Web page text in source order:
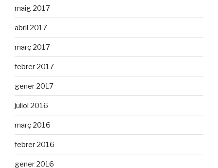
maig 2017
abril 2017
març 2017
febrer 2017
gener 2017
juliol 2016
març 2016
febrer 2016
gener 2016